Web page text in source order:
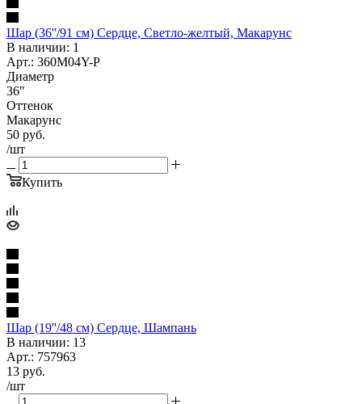
Шар (36''/91 см) Сердце, Светло-желтый, Макарунс
В наличии: 1
Арт.: 360M04Y-P
Диаметр
36"
Оттенок
Макарунс
50 руб.
/шт
Купить
Шар (19''/48 см) Сердце, Шампань
В наличии: 13
Арт.: 757963
13 руб.
/шт